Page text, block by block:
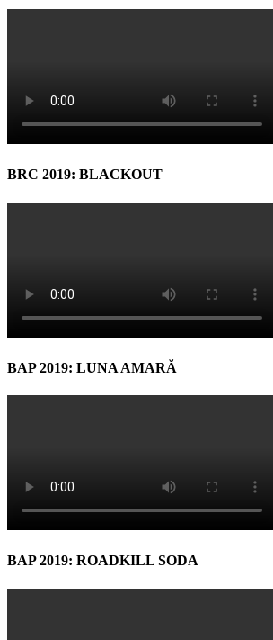
BRC 2019: BLACKOUT
BAP 2019: LUNA AMARĂ
BAP 2019: ROADKILL SODA